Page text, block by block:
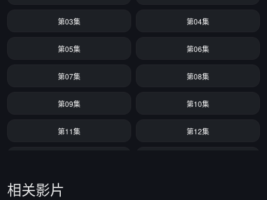
第03集 第04集
第05集 第06集
第07集 第08集
第09集 第10集
第11集 第12集
第15集
相关影片